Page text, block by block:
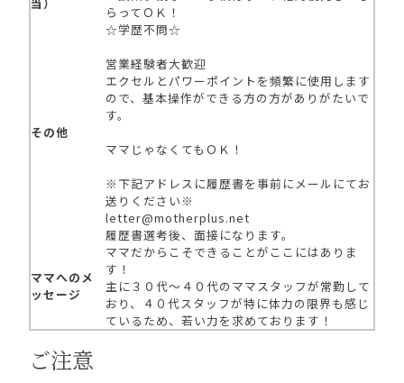
らってＯＫ！
その他
☆学歴不問☆
営業経験者大歓迎
エクセルとパワーポイントを頻繁に使用します
ので、基本操作ができる方の方がありがたいで
す。
ママじゃなくてもＯＫ！
※下記アドレスに履歴書を事前にメールにてお
送りください※
letter@motherplus.net
履歴書選考後、面接になります。
ママへのメ
ッセージ
ママだからこそできることがここにはありま
す！
主に３０代～４０代のママスタッフが常勤して
おり、４０代スタッフが特に体力の限界も感じ
ているため、若い力を求めております！
ご注意